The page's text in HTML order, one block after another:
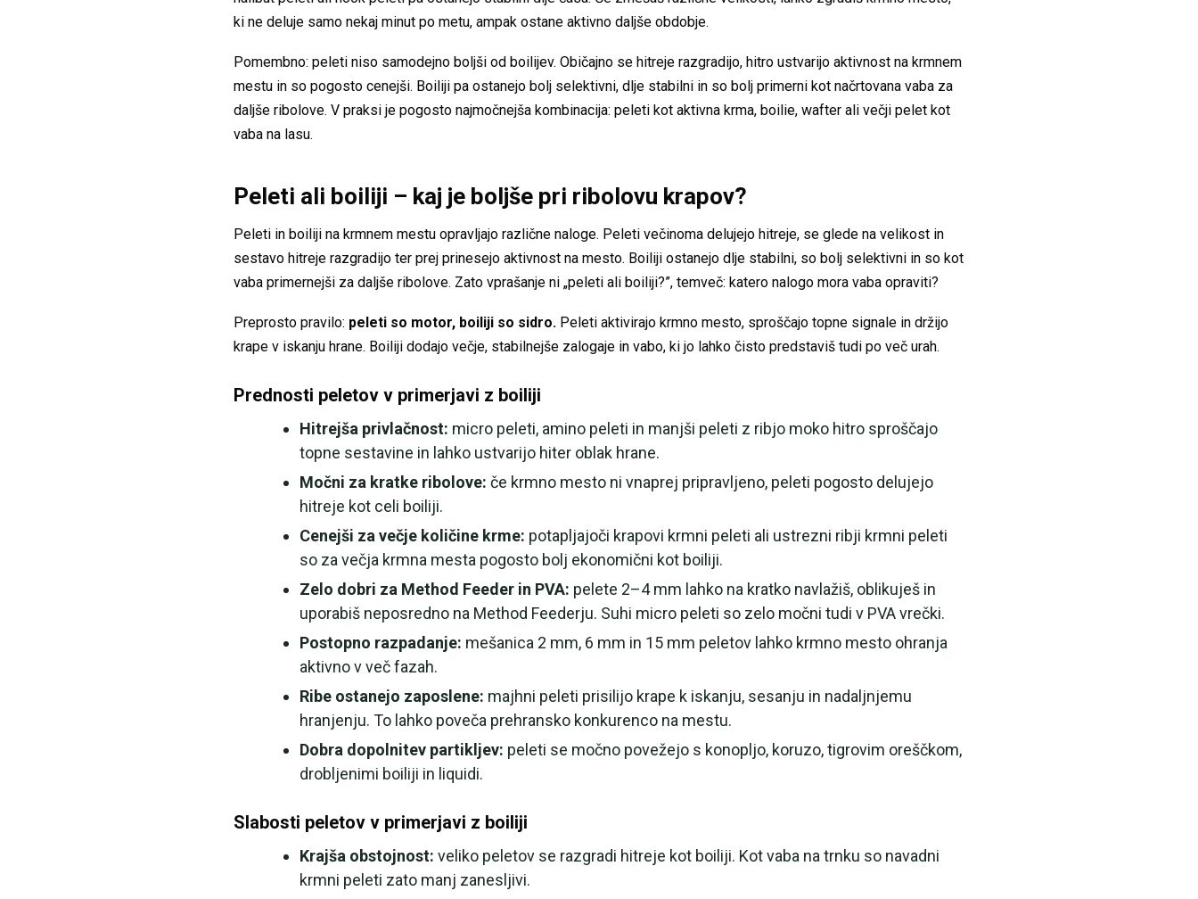
ki ne deluje samo nekaj minut po metu, ampak ostane aktivno daljše obdobje.
Pomembno: peleti niso samodejno boljši od boilijev. Običajno se hitreje razgradijo, hitro ustvarijo aktivnost na krmnem
mestu in so pogosto cenejši. Boiliji pa ostanejo bolj selektivni, dlje stabilni in so bolj primerni kot načrtovana vaba za
daljše ribolove. V praksi je pogosto najmočnejša kombinacija: peleti kot aktivna krma, boilie, wafter ali večji pelet kot
vaba na lasu.
Peleti ali boiliji – kaj je boljše pri ribolovu krapov?
Peleti in boiliji na krmnem mestu opravljajo različne naloge. Peleti večinoma delujejo hitreje, se glede na velikost in
sestavo hitreje razgradijo ter prej prinesejo aktivnost na mesto. Boiliji ostanejo dlje stabilni, so bolj selektivni in so kot
vaba primernejši za daljše ribolove. Zato vprašanje ni „peleti ali boiliji?”, temveč: katero nalogo mora vaba opraviti?
Preprosto pravilo: peleti so motor, boiliji so sidro. Peleti aktivirajo krmno mesto, sproščajo topne signale in držijo
krape v iskanju hrane. Boiliji dodajo večje, stabilnejše zalogaje in vabo, ki jo lahko čisto predstaviš tudi po več urah.
Prednosti peletov v primerjavi z boiliji
Hitrejša privlačnost: micro peleti, amino peleti in manjši peleti z ribjo moko hitro sproščajo
topne sestavine in lahko ustvarijo hiter oblak hrane.
Močni za kratke ribolove: če krmno mesto ni vnaprej pripravljeno, peleti pogosto delujejo
hitreje kot celi boiliji.
Cenejši za večje količine krme: potapljajoči krapovi krmni peleti ali ustrezni ribji krmni peleti
so za večja krmna mesta pogosto bolj ekonomični kot boiliji.
Zelo dobri za Method Feeder in PVA: pelete 2–4 mm lahko na kratko navlažiš, oblikuješ in
uporabiš neposredno na Method Feederju. Suhi micro peleti so zelo močni tudi v PVA vrečki.
Postopno razpadanje: mešanica 2 mm, 6 mm in 15 mm peletov lahko krmno mesto ohranja
aktivno v več fazah.
Ribe ostanejo zaposlene: majhni peleti prisilijo krape k iskanju, sesanju in nadaljnjemu
hranjenju. To lahko poveča prehransko konkurenco na mestu.
Dobra dopolnitev partikljev: peleti se močno povežejo s konopljo, koruzo, tigrovim oreščkom,
drobljenimi boiliji in liquidi.
Slabosti peletov v primerjavi z boiliji
Krajša obstojnost: veliko peletov se razgradi hitreje kot boiliji. Kot vaba na trnku so navadni
krmni peleti zato manj zanesljivi.